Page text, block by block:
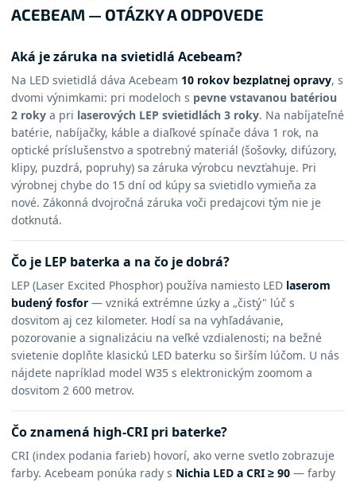
ACEBEAM — OTÁZKY A ODPOVEDE
Aká je záruka na svietidlá Acebeam?
Na LED svietidlá dáva Acebeam 10 rokov bezplatnej opravy, s
dvomi výnimkami: pri modeloch s pevne vstavanou batériou
2 roky a pri laserových LEP svietidlách 3 roky. Na nabíjateľné
batérie, nabíjačky, káble a diaľkové spínače dáva 1 rok, na
optické príslušenstvo a spotrebný materiál (šošovky, difúzory,
klipy, puzdrá, popruhy) sa záruka výrobcu nevzťahuje. Pri
výrobnej chybe do 15 dní od kúpy sa svietidlo vymieňa za
nové. Zákonná dvojročná záruka voči predajcovi tým nie je
dotknutá.
Čo je LEP baterka a na čo je dobrá?
LEP (Laser Excited Phosphor) používa namiesto LED laserom
budený fosfor — vzniká extrémne úzky a „čistý" lúč s
dosvitom aj cez kilometer. Hodí sa na vyhľadávanie,
pozorovanie a signalizáciu na veľké vzdialenosti; na bežné
svietenie doplňte klasickú LED baterku so širším lúčom. U nás
nájdete napríklad model W35 s elektronickým zoomom a
dosvitom 2 600 metrov.
Čo znamená high-CRI pri baterke?
CRI (index podania farieb) hovorí, ako verne svetlo zobrazuje
farby. Acebeam ponúka rady s Nichia LED a CRI ≥ 90 — farby